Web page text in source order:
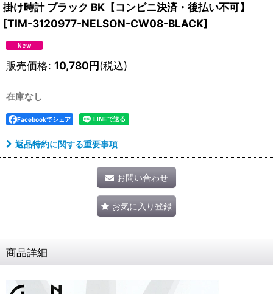
掛け時計 ブラック BK【コンビニ決済・後払い不可】
[TIM-3120977-NELSON-CW08-BLACK]
販売価格: 10,780円(税込)
在庫なし
Facebookでシェア
返品特約に関する重要事項
お問い合わせ
お気に入り登録
商品詳細